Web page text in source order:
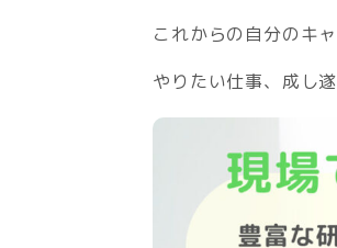
これからの自分のキ
やりたい仕事、成し